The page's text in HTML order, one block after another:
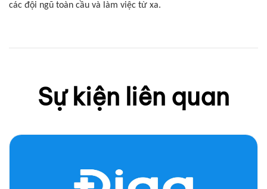
các đội ngũ toàn cầu và làm việc từ xa.
Sự kiện liên quan